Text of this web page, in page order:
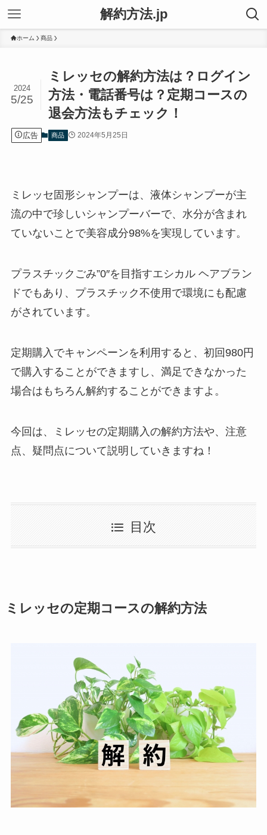
解約方法.jp
ホーム 商品
ミレッセの解約方法は？ログイン
方法・電話番号は？定期コースの
退会方法もチェック！
2024
5/25
広告 商品 2024年5月25日
ミレッセ固形シャンプーは、液体シャンプーが主
流の中で珍しいシャンプーバーで、水分が含まれ
ていないことで美容成分98%を実現しています。
プラスチックごみ”0″を目指すエシカル ヘアブラン
ドでもあり、プラスチック不使用で環境にも配慮
がされています。
定期購入でキャンペーンを利用すると、初回980円
で購入することができますし、満足できなかった
場合はもちろん解約することができますよ。
今回は、ミレッセの定期購入の解約方法や、注意
点、疑問点について説明していきますね！
目次
ミレッセの定期コースの解約方法